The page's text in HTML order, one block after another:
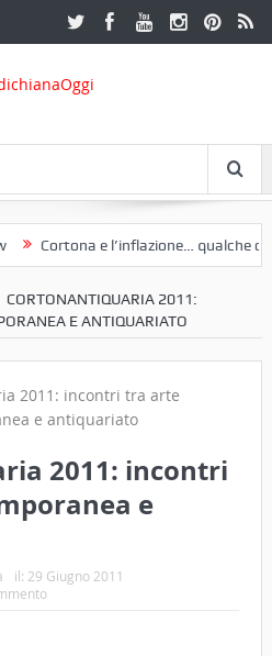
Cortona e l’inflazione… qualche
CORTONANTIQUARIA 2011:
E ANTIQUARIATO
2011: incontri
e
il: 29 Giugno 2011